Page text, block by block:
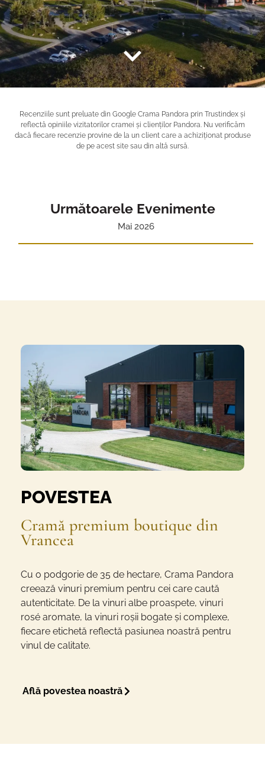
Recenziile sunt preluate din Google Crama Pandora prin Trustindex și
reflectă opiniile vizitatorilor cramei și clienților Pandora. Nu verificăm
dacă fiecare recenzie provine de la un client care a achiziționat produse
de pe acest site sau din altă sursă.
Următoarele Evenimente
Mai 2026
POVESTEA
Cramă premium boutique din
Vrancea
Cu o podgorie de 35 de hectare, Crama Pandora
creează vinuri premium pentru cei care caută
autenticitate. De la vinuri albe proaspete, vinuri
rosé aromate, la vinuri roșii bogate și complexe,
fiecare etichetă reflectă pasiunea noastră pentru
vinul de calitate.
Află povestea noastră